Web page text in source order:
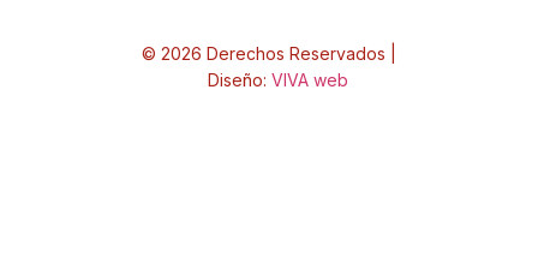
© 2026 Derechos Reservados |
Diseño: VIVA web